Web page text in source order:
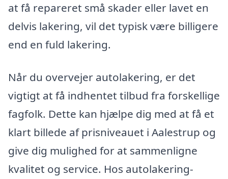
at få repareret små skader eller lavet en
delvis lakering, vil det typisk være billigere
end en fuld lakering.
Når du overvejer autolakering, er det
vigtigt at få indhentet tilbud fra forskellige
fagfolk. Dette kan hjælpe dig med at få et
klart billede af prisniveauet i Aalestrup og
give dig mulighed for at sammenligne
kvalitet og service. Hos autolakering-